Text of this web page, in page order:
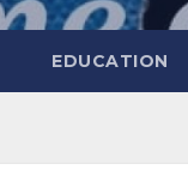
EDUCATION